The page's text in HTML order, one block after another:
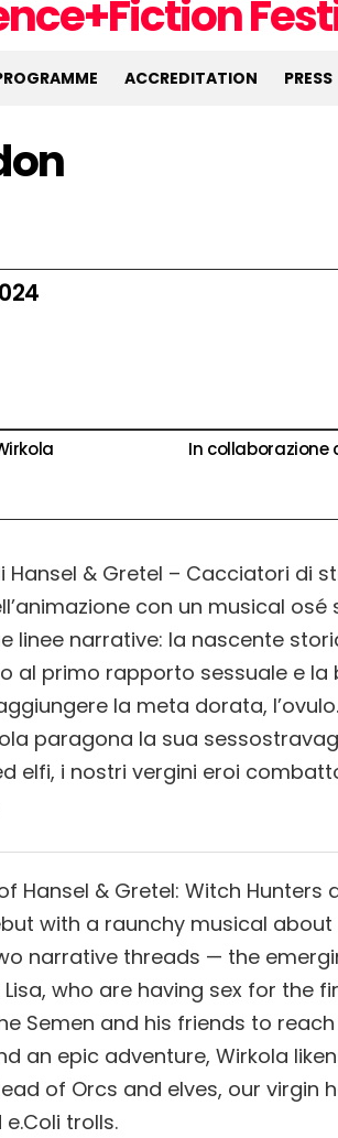
ACCREDITATION PRESS
In collaborazione
& Gretel – Cacciatori di
con un musical osé
linee narrative: la nascente
al primo rapporto sessuale e
la meta dorata,
paragona la sua
elfi, i nostri vergini eroi
Hansel & Gretel: Witch Hunters
with a raunchy musical
narrative threads — the
who are having sex for the
Semen and his friends to
an epic adventure, Wirkola
of Orcs and elves, our virgin
trolls.